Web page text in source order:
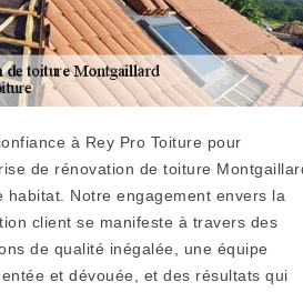
à Rey Pro Toiture pour
de rénovation de toiture
habitat. Notre engagement envers la
client se manifeste à travers des
de qualité inégalée, une équipe
et dévouée, et des résultats qui